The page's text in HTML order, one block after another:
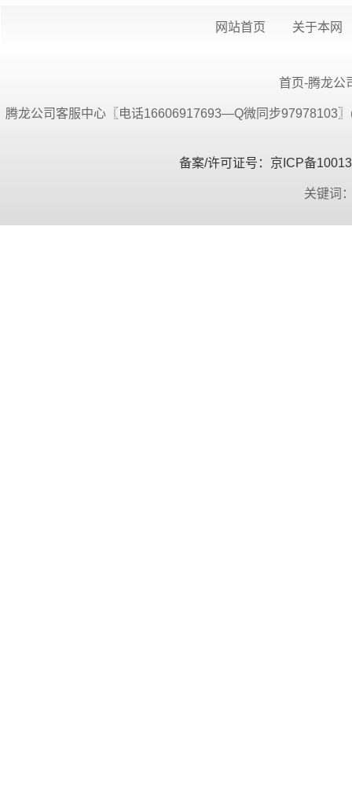
网站首页 关于本网
首页-腾龙公
腾龙公司客服中心〖电话16606917693—Q微同步97978103
备案/许可证号：京ICP备
关键词